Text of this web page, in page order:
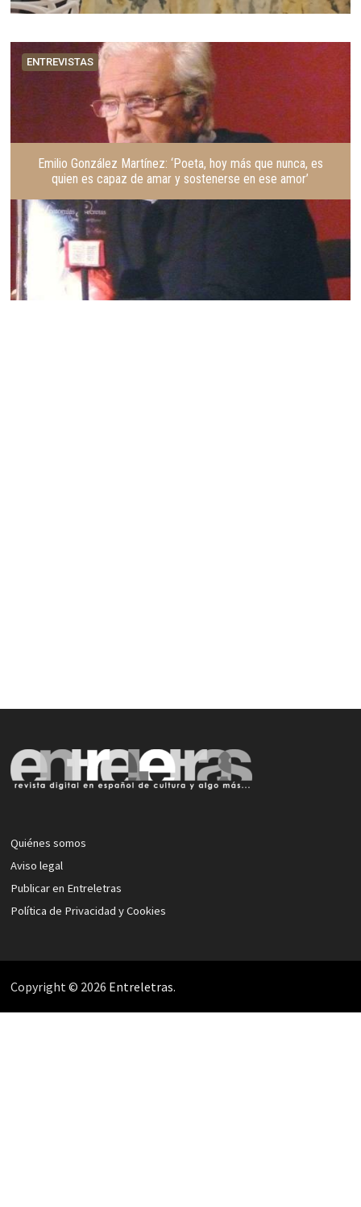
ENTREVISTAS
Emilio González Martínez: ‘Poeta, hoy más que nunca, es
quien es capaz de amar y sostenerse en ese amor’
Quiénes somos
Aviso legal
Publicar en Entreletras
Política de Privacidad y Cookies
Copyright © 2026 Entreletras.